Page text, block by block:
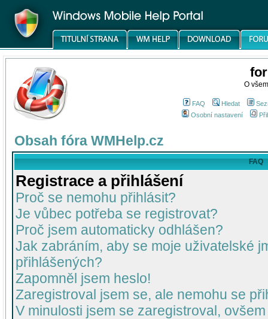
O
FAQ Hledat
Osobní nastavení
Obsah fóra WMHelp.cz
FAQ
Registrace a přihlášení
Proč se nemohu přihlásit?
Je vůbec potřeba se registrovat?
Proč jsem automaticky odhlášen?
Jak zabráním, aby se moje uživatelské
přihlášených?
Zapomněl jsem heslo!
Zaregistroval jsem se, ale nemohu se
V minulosti jsem se zaregistroval,